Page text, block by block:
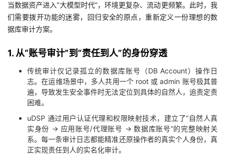
当数据资产进入“大模型时代”，环境更复杂、流动更频繁。此时，我
们需要拨开功能的迷雾，回归安全的原点，重新定义一份理想的数
据库审计方案。
1. 从“账号审计”到“责任到人”的身份穿透
传统审计仅记录孤立的数据库账号（DB Account）操作日
志。在运维场景中，多人共用一个 root 或 admin 账号极其普
遍，导致发生安全事件时无法定位到具体的自然人，追责定责
困难。
uDSP 通过用户认证代理和权限映射技术，建立了“自然人真
实身份 → 应用账号/代理账号 → 数据库账号”的完整映射关
系。每一条审计日志都能精准还原操作者的真实个人身份，真
正实现责任到人的实名化审计。